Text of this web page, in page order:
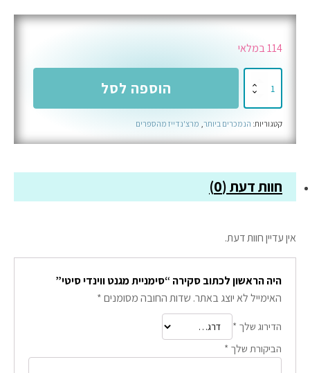
114 במלאי
מגנט
ווינדי
הוספה לסל
קטגוריות: הנמכרים ביותר, מרצ'נדייז מהספרים
חוות דעת (0)
אין עדיין חוות דעת.
היה הראשון לכתוב סקירה “סימניית מגנט ווינדי סיטי”
האימייל לא יוצג באתר. שדות החובה מסומנים*
הדירוג שלך *
הביקורת שלך *